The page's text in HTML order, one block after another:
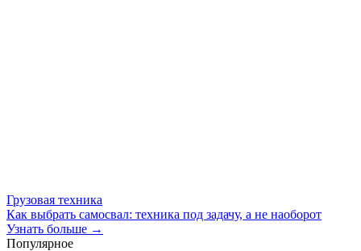
Грузовая техника
Как выбрать самосвал: техника под задачу, а не наоборот
Узнать больше →
Популярное